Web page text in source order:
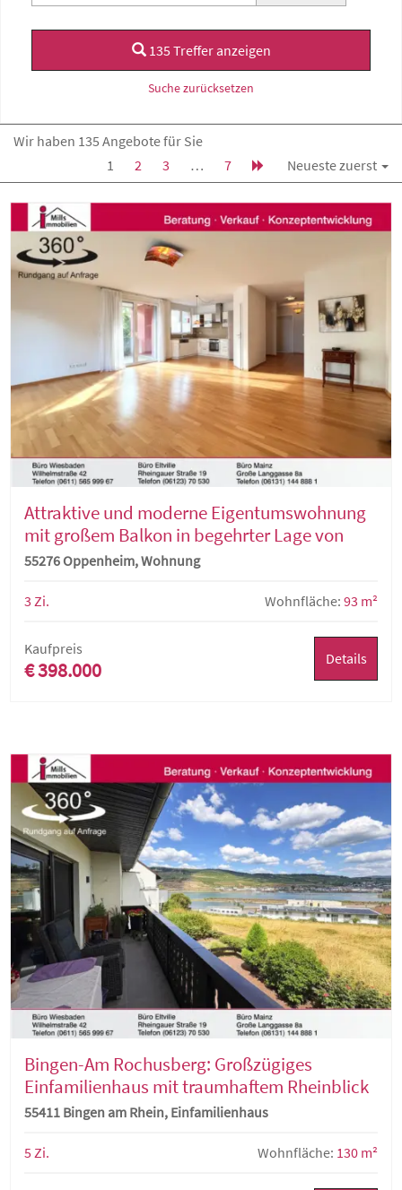
135 Treffer anzeigen
Suche zurücksetzen
Wir haben 135 Angebote für Sie
1
2 3 … 7 Neueste zuerst
Attraktive und moderne Eigentumswohnung
mit großem Balkon in begehrter Lage von
Oppenheim
55276 Oppenheim, Wohnung
3 Zi. Wohnfläche: 93 m²
Kaufpreis
€ 398.000 Details
Bingen-Am Rochusberg: Großzügiges
Einfamilienhaus mit traumhaftem Rheinblick
in Premiumlage
55411 Bingen am Rhein, Einfamilienhaus
5 Zi. Wohnfläche: 130 m²